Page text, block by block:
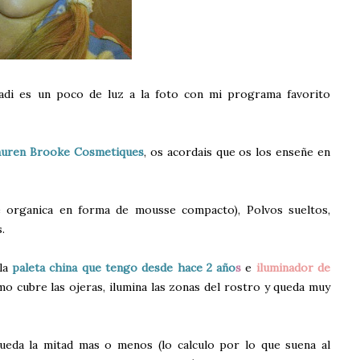
es un poco de luz a la foto con mi programa favorito
Brooke Cosmetiques, os acordais que os los enseñe en
en forma de mousse compacto), Polvos sueltos,
paleta china que tengo desde hace 2 años e iluminador de
cubre las ojeras, ilumina las zonas del rostro y queda muy
la mitad mas o menos (lo calculo por lo que suena al